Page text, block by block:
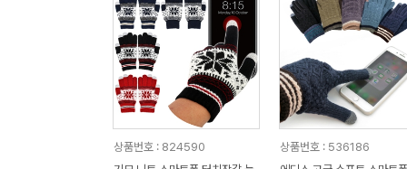
상품번호 : 824590
상품번호 : 536186